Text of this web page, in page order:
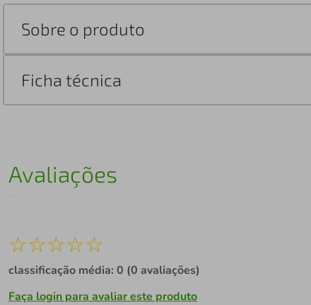
Sobre o produto
Ficha técnica
Avaliações
☆☆☆☆☆
classificação média: 0 (0 avaliações)
Faça login para avaliar este produto